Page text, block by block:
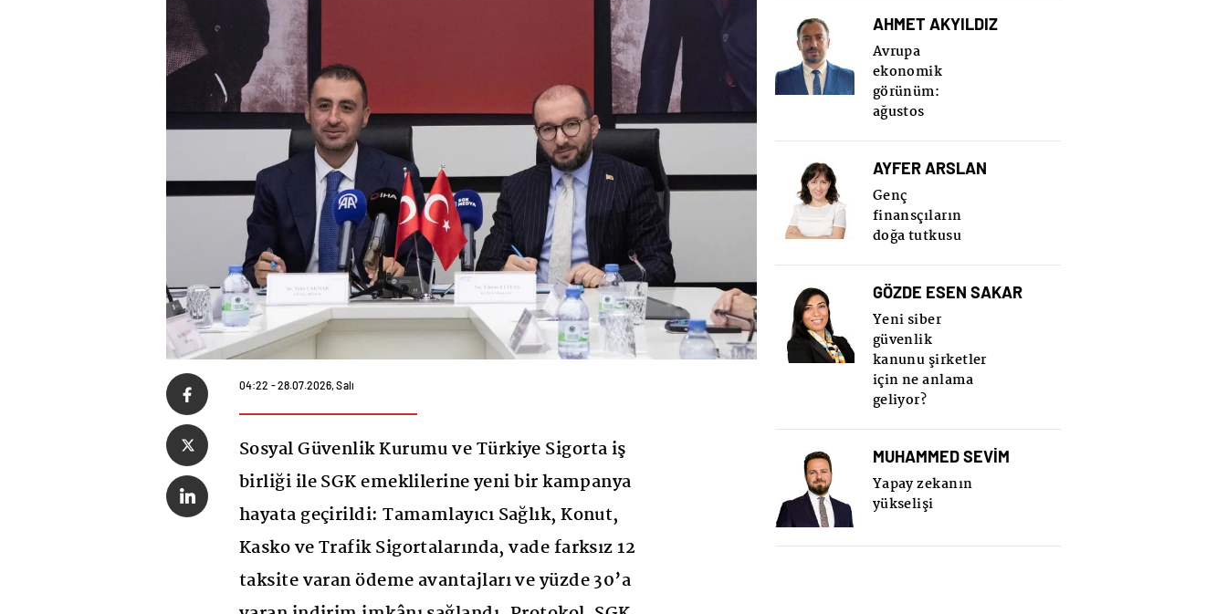
04:22 - 28.07.2026, Salı
Sosyal Güvenlik Kurumu ve Türkiye Sigorta iş
birliği ile SGK emeklilerine yeni bir kampanya
hayata geçirildi: Tamamlayıcı Sağlık, Konut,
Kasko ve Trafik Sigortalarında, vade farksız 12
taksite varan ödeme avantajları ve yüzde 30’a
AHMET AKYILDIZ
Avrupa
ekonomik
görünüm:
ağustos
AYFER ARSLAN
Genç
finansçıların
doğa tutkusu
GÖZDE ESEN SAKAR
Yeni siber
güvenlik
kanunu şirketler
için ne anlama
geliyor?
MUHAMMED SEVİM
Yapay zekanın
yükselişi